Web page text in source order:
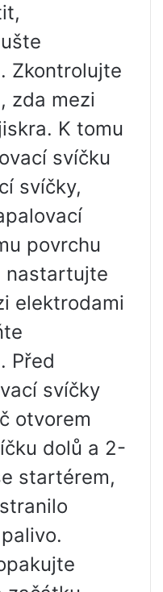
Zkontrolujte
zda mezi
K tomu
svíčku
svíčky,
povrchu
nastartujte
elektrodami
Před
svíčky
otvorem
dolů a 2-
startérem,